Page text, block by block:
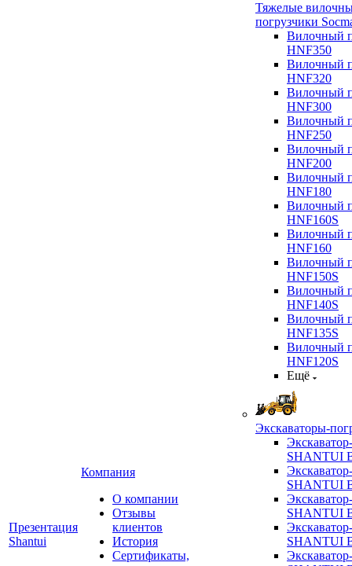
Презентация
Shantui
Компания
О компании
Отзывы
клиентов
История
Сертификаты,
Тяжелые
погрузчики
Вилочный
HNF350
Вилочный
HNF320
Вилочный
HNF300
Вилочный
HNF250
Вилочный
HNF200
Вилочный
HNF180
Вилочный
HNF160S
Вилочный
HNF160
Вилочный
HNF150S
Вилочный
HNF140S
Вилочный
HNF135S
Вилочный
HNF120S
Ещё
Экскаваторы-
SHANTUI
SHANTUI
SHANTUI
SHANTUI